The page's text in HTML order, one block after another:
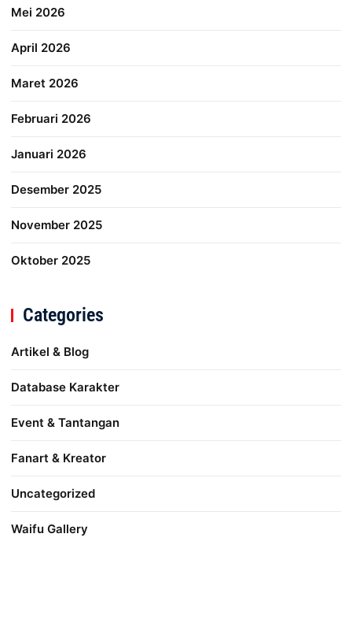
Mei 2026
April 2026
Maret 2026
Februari 2026
Januari 2026
Desember 2025
November 2025
Oktober 2025
Categories
Artikel & Blog
Database Karakter
Event & Tantangan
Fanart & Kreator
Uncategorized
Waifu Gallery